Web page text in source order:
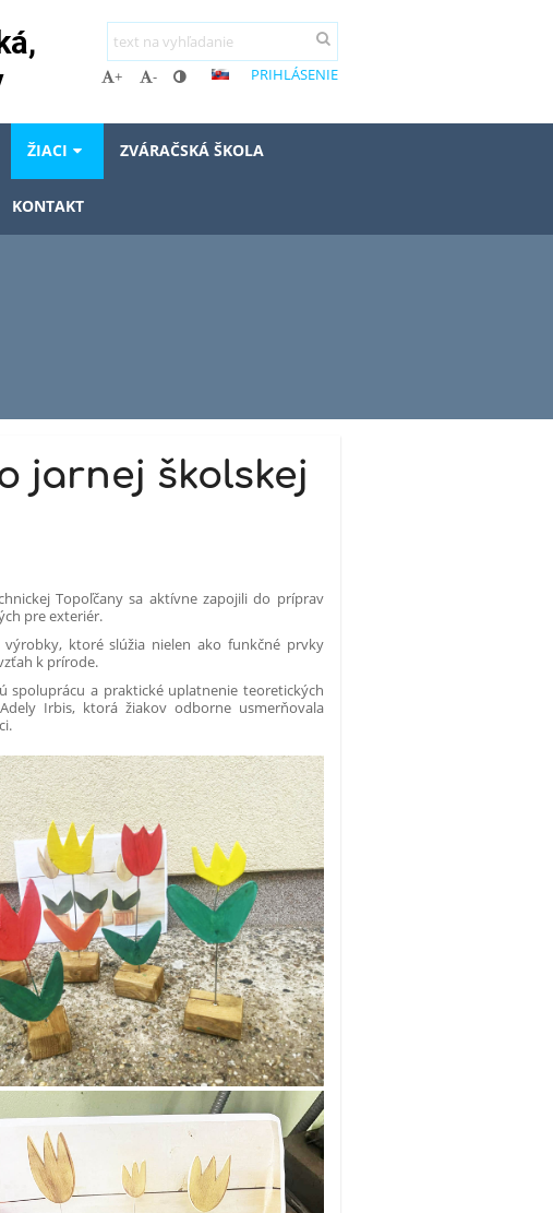
+ - PRIHLÁSENIE
ŽIACI ZVÁRAČSKÁ ŠKOLA
KONTAKT
jarnej školskej
Topoľčany sa aktívne zapojili do príprav
pre exteriér.
ktoré slúžia nielen ako funkčné prvky
k prírode.
spoluprácu a praktické uplatnenie teoretických
Irbis, ktorá žiakov odborne usmerňovala